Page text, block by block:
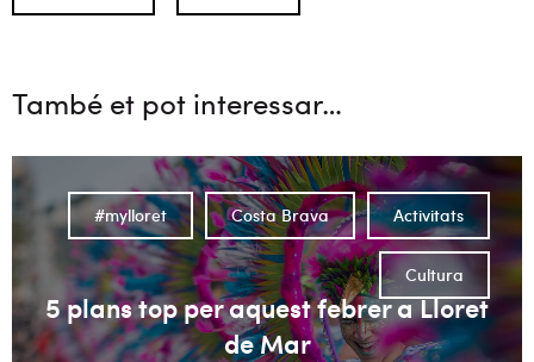
També et pot interessar…
5 plans top per aquest febrer a Lloret
de Mar
Activitats
Costa Brava
#mylloret
Cultura